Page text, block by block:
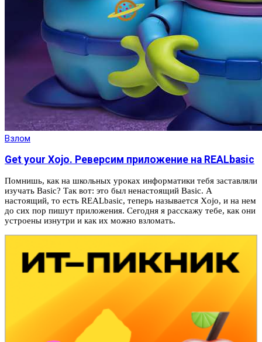
Взлом
Get your Xojo. Реверсим приложение на REALbasic
Помнишь, как на школьных уроках информатики тебя заставляли
изучать Basic? Так вот: это был ненастоящий Basic. А
настоящий, то есть REALbasic, теперь называется Xojo, и на нем
до сих пор пишут приложения. Сегодня я расскажу тебе, как они
устроены изнутри и как их можно взломать.